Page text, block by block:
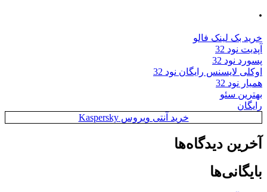
.
خرید بک لینک فالو
آپدیت نود 32
پسورد نود 32
اوکلی لایسنس رایگان نود 32
همیار نود 32
بهترین سئو
رایگان
خرید آنتی ویروس Kaspersky
آخرین دیدگاه‌ها
بایگانی‌ها